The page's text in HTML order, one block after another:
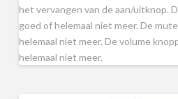
het vervangen van de aan/uitknop.
goed of helemaal niet meer. De
helemaal niet meer. De volume
helemaal niet meer.